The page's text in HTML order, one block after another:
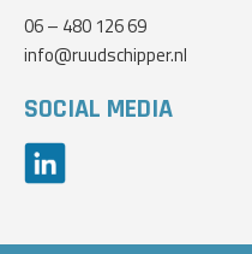
06 – 480 126 69
info@ruudschipper.nl
SOCIAL MEDIA